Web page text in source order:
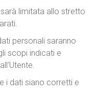
limitata allo stretto
personali saranno
scopi indicati e
i dati siano corretti e